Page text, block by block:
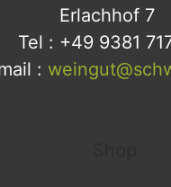
Erlachhof 7
Tel : +49 9381
: